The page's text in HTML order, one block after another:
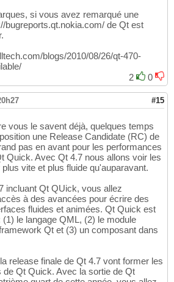
si vous avez remarqué une
bugreports.qt.nokia.com/ de Qt est
blogs/2010/08/26/qt-470-
2
0
#15
vous le savent déjà, quelques temps
une Release Candidate (RC) de
pas en avant pour les performances
Quick. Avec Qt 4.7 nous allons voir les
vite et plus fluide qu'auparavant.
incluant Qt QUick, vous allez
à des avancées pour écrire des
fluides et animées. Qt Quick est
le langage QML, (2) le module
Qt et (3) un composant dans
release finale de Qt 4.7 vont former les
Qt Quick. Avec la sortie de Qt